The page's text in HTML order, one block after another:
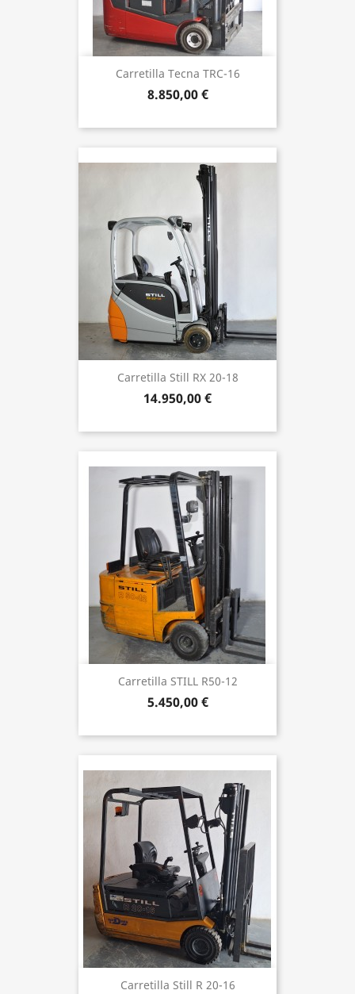
Carretilla Tecna TRC-16
8.850,00 €
Carretilla Still RX 20-18
14.950,00 €
Carretilla STILL R50-12
5.450,00 €
Carretilla Still R 20-16